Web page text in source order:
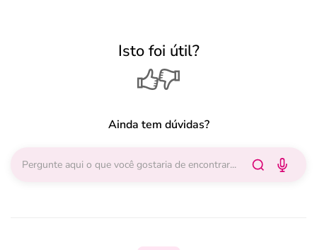
Isto foi útil?
Ainda tem dúvidas?